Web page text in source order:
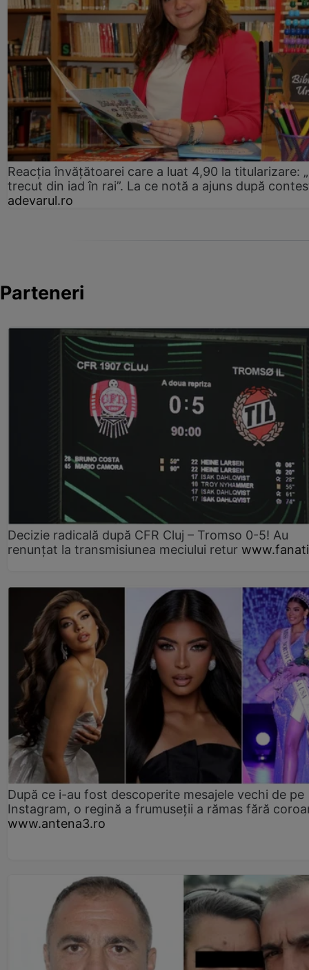
Reacția învățătoarei care a luat 4,90 la titularizare:
trecut din iad în rai”. La ce notă a ajuns după
adevarul.ro
Parteneri
Decizie radicală după CFR Cluj – Tromso 0-5! Au
renunțat la transmisiunea meciului retur
După ce i-au fost descoperite mesajele vechi de pe
Instagram, o regină a frumuseții a rămas fără
www.antena3.ro